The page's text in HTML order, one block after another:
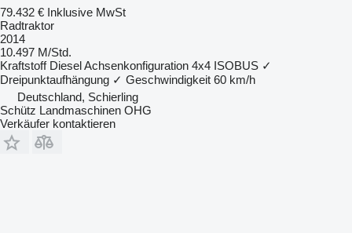
79.432 € Inklusive MwSt
Radtraktor
2014
10.497 M/Std.
Kraftstoff DieselAchsenkonfiguration 4x4 ISOBUS ✓
Dreipunktaufhängung ✓ Geschwindigkeit 60 km/h
Deutschland, Schierling
Schütz Landmaschinen OHG
Verkäufer kontaktieren